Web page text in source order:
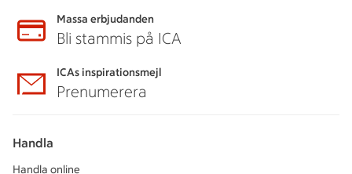
Massa erbjudanden
Bli stammis på ICA
ICAs inspirationsmejl
Prenumerera
Handla
Handla online